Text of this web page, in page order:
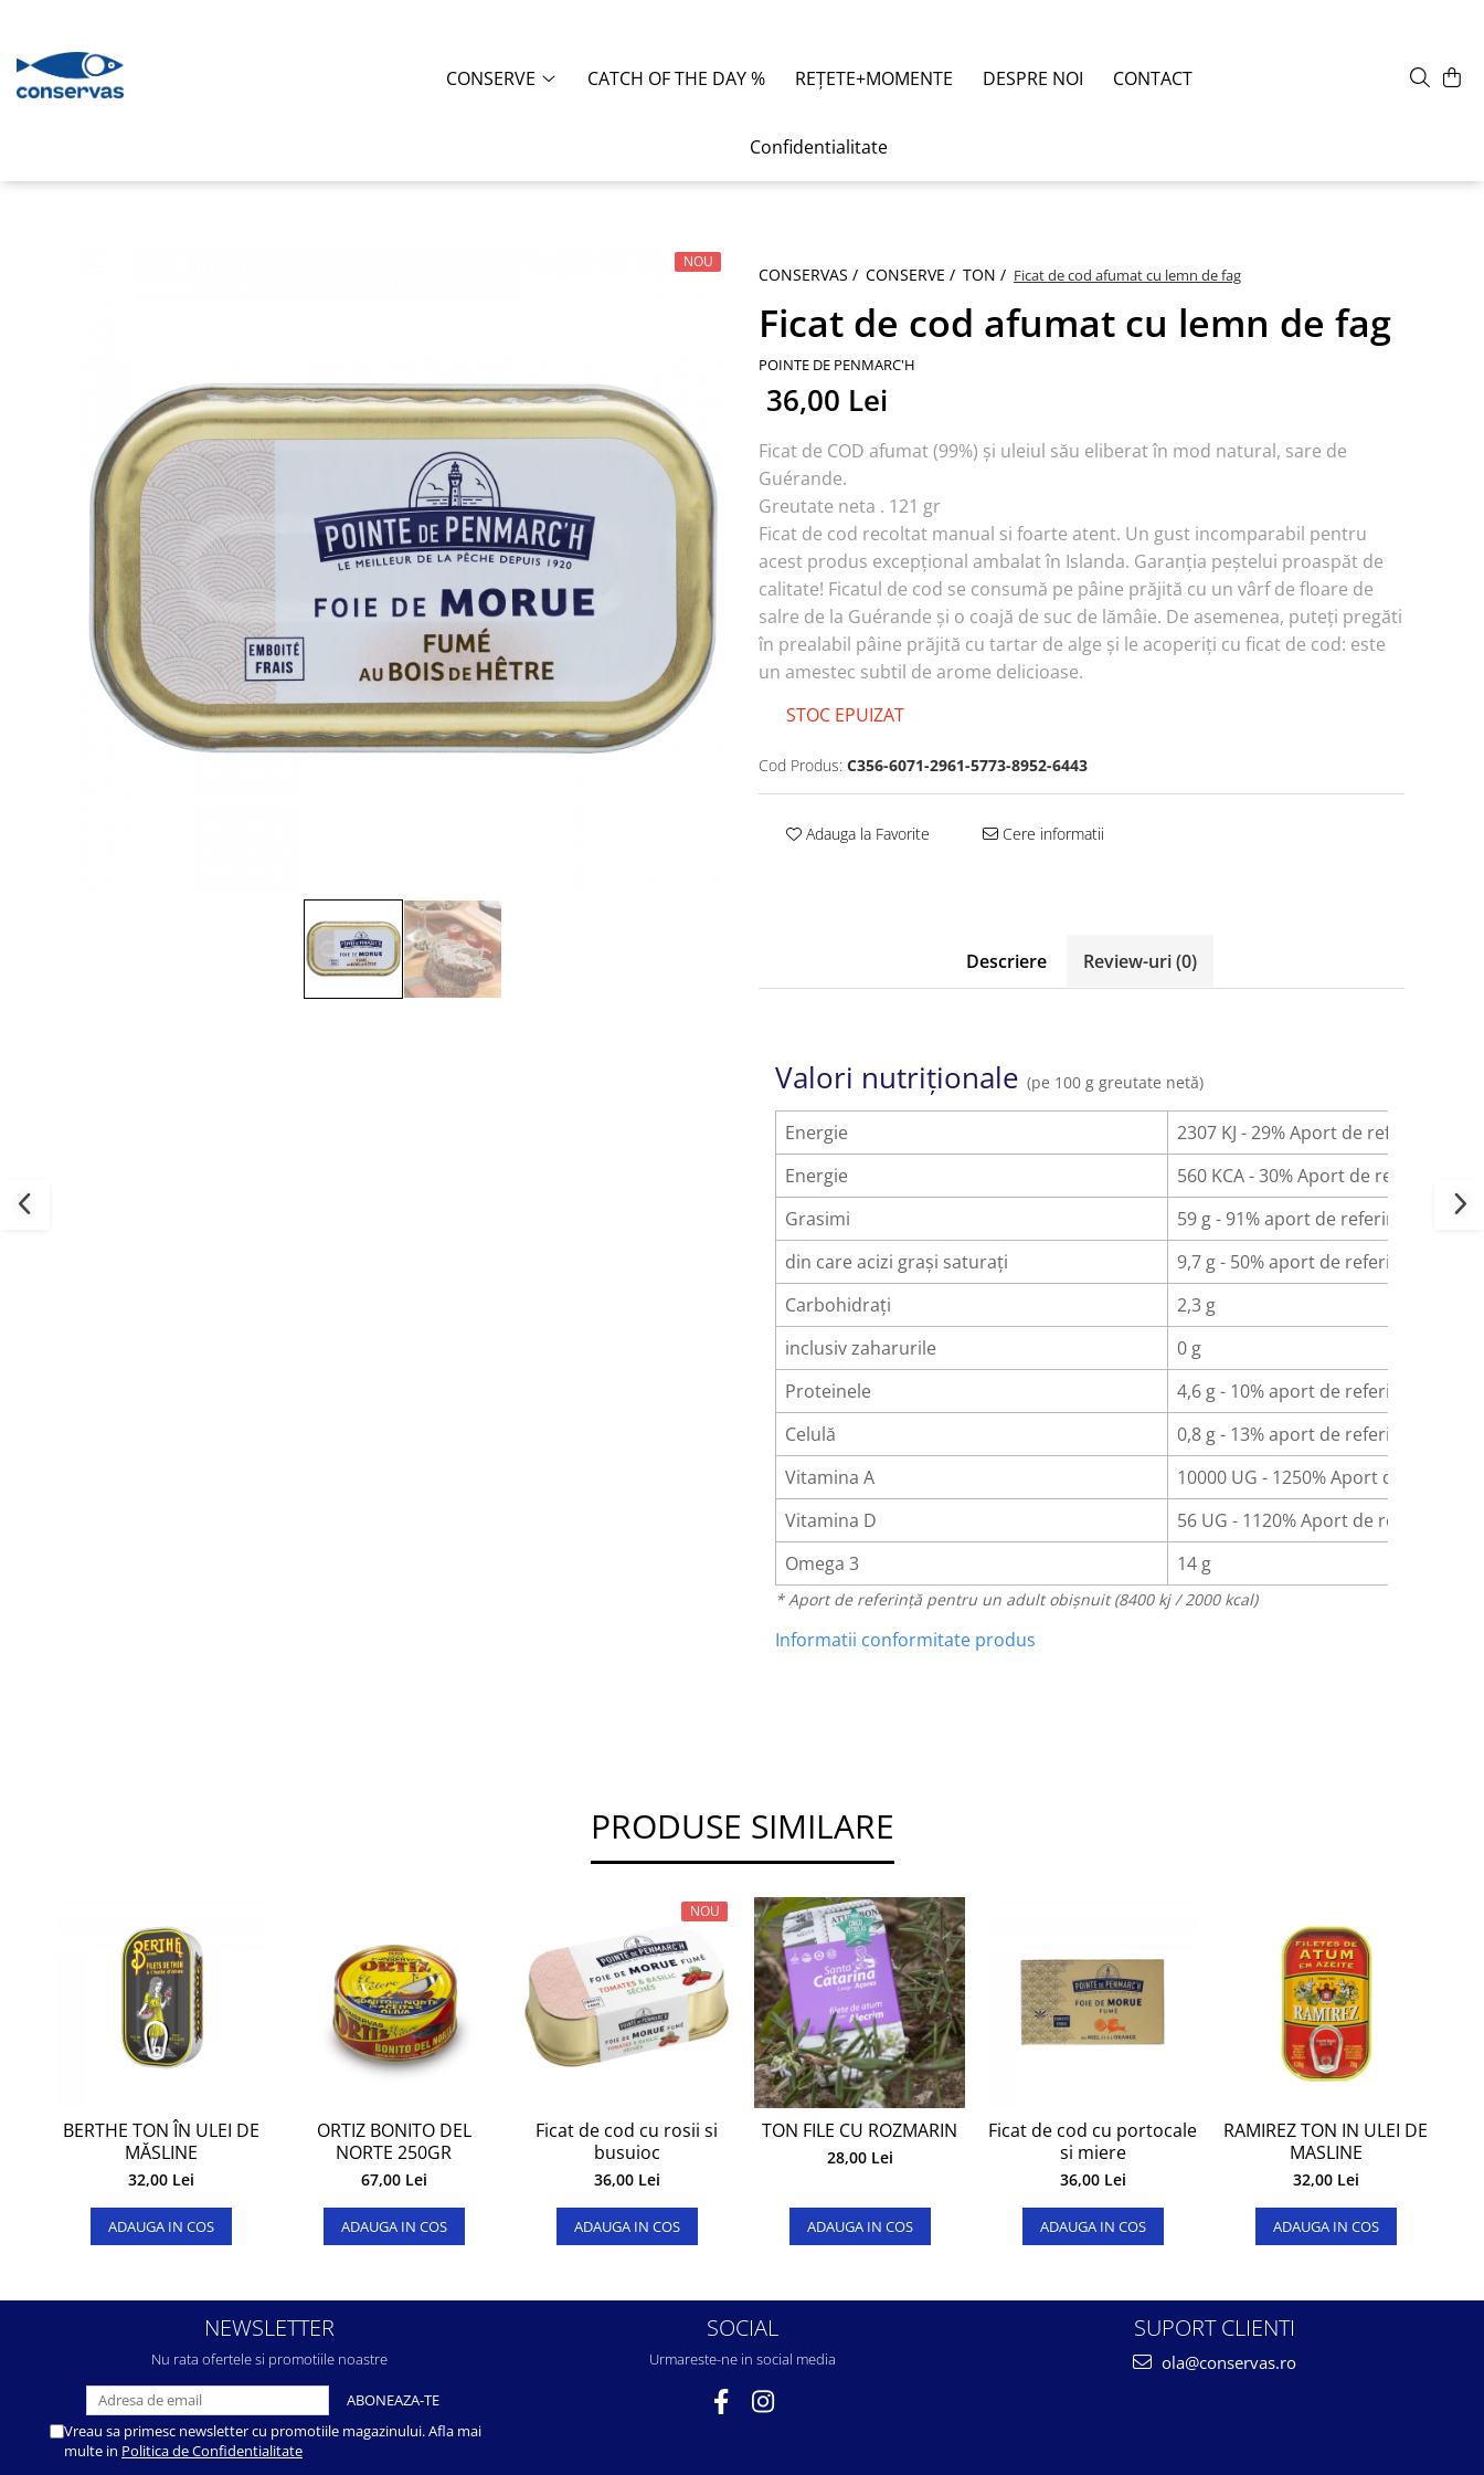
CONSERVE
FRUCTE DE MARE + ALȚI PEȘTI
CONSERVE CATCH OF THE DAY % REȚETE+MOMENTE DESPRE NOI CONTACT
Confidentialitate
CONSERVAS / CONSERVE / TON / Ficat de cod afumat cu lemn de fag
Ficat de cod afumat cu lemn de fag
POINTE DE PENMARC'H
NOU
36,00 Lei
Ficat de COD afumat (99%) și uleiul său eliberat în mod natural, sare de
Guérande.
Greutate neta . 121 gr
Ficat de cod recoltat manual si foarte atent. Un gust incomparabil pentru
acest produs excepțional ambalat în Islanda. Garanția peștelui proaspăt de
calitate! Ficatul de cod se consumă pe pâine prăjită cu un vârf de floare de
salre de la Guérande și o coajă de suc de lămâie. De asemenea, puteți pregăti
în prealabil pâine prăjită cu tartar de alge și le acoperiți cu ficat de cod: este
un amestec subtil de arome delicioase.
STOC EPUIZAT
Cod Produs: C356-6071-2961-5773-8952-6443
Adauga la Favorite Cere informatii
Descriere Review-uri(0)
Valori nutriționale (pe 100 g greutate netă)
Energie
2307 KJ - 29% Aport de referință
Energie
560 KCA - 30% Aport de referință
Grasimi
59 g - 91% aport de referință
din care acizi grași saturați
9,7 g - 50% aport de referință
Carbohidrați
2,3 g
inclusiv zaharurile
0 g
Proteinele
4,6 g - 10% aport de referință
Celulă
0,8 g - 13% aport de referință
Vitamina A
10000 UG - 1250% Aport de referință
Vitamina D
56 UG - 1120% Aport de referință
Omega 3
14 g
* Aport de referință pentru un adult obișnuit (8400 kj / 2000 kcal)
Informatii conformitate produs
PRODUSE SIMILARE
BERTHE TON ÎN ULEI DE
MĂSLINE
32,00 Lei
ADAUGA IN COS
ORTIZ BONITO DEL
NORTE 250GR
67,00 Lei
ADAUGA IN COS
NOU
Ficat de cod cu rosii si
busuioc
36,00 Lei
ADAUGA IN COS
TON FILE CU ROZMARIN
28,00 Lei
ADAUGA IN COS
Ficat de cod cu portocale
si miere
36,00 Lei
ADAUGA IN COS
RAMIREZ TON IN ULEI DE
MASLINE
32,00 Lei
ADAUGA IN COS
NEWSLETTER
Nu rata ofertele si promotiile noastre
Vreau sa primesc newsletter cu promotiile magazinului. Afla mai
multe in Politica de Confidentialitate
SOCIAL
Urmareste-ne in social media
SUPORT CLIENTI
ola@conservas.ro